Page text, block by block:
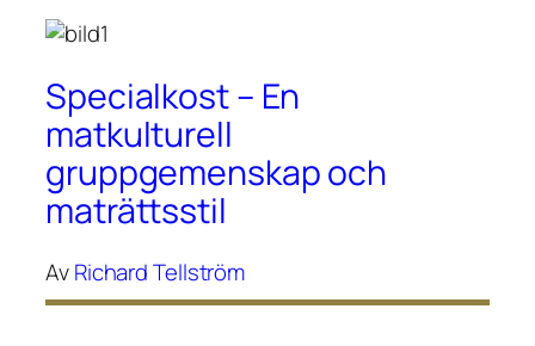
Specialkost – En
matkulturell
gruppgemenskap och
maträttsstil
AvRichard Tellström